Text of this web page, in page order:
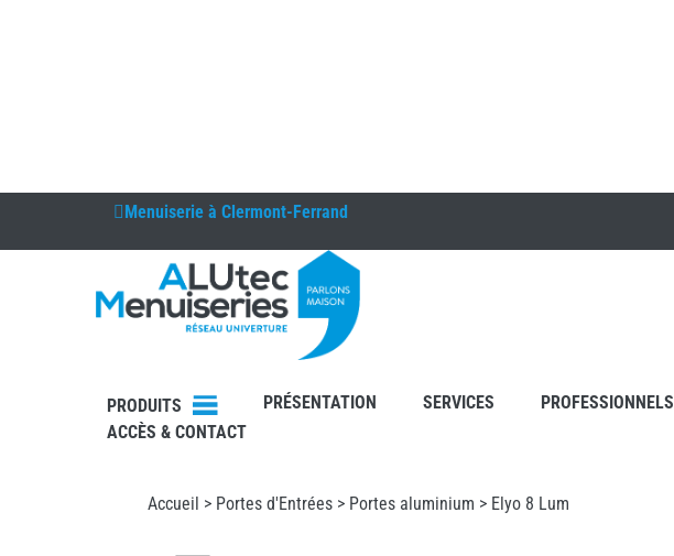
Menuiserie à Clermont-Ferrand
PRODUITS PRÉSENTATION SERVICES PROFESSIONNELS
ACCÈS & CONTACT
Accueil > Portes d'Entrées > Portes aluminium > Elyo 8 Lum